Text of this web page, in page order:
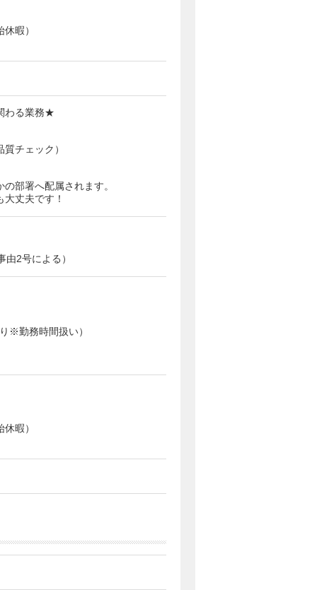
暇）
わる業務★
チェック）
部署へ配属されます。
丈夫です！
2号による）
※勤務時間扱い）
暇）